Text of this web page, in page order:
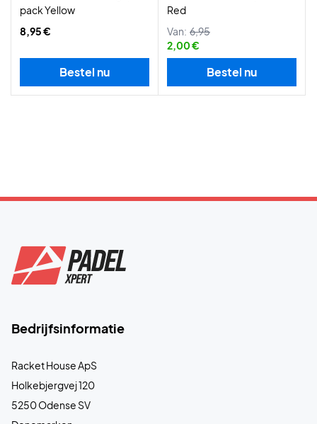
pack Yellow
8,95 €
Bestel nu
Red
Van: 6,95
2,00 €
Bestel nu
Bedrijfsinformatie
Racket House ApS
Holkebjergvej 120
5250 Odense SV